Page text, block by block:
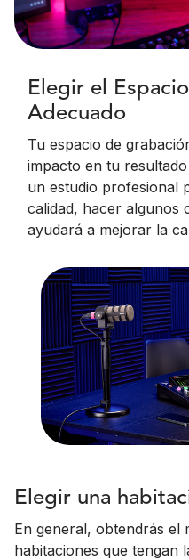
Elegir el
Adecuado
Tu espacio de
impacto en tu
un estudio profesional
calidad, hacer algunos
ayudará a mejorar la
Elegir una
En general, obtendrás el
habitaciones que tengan